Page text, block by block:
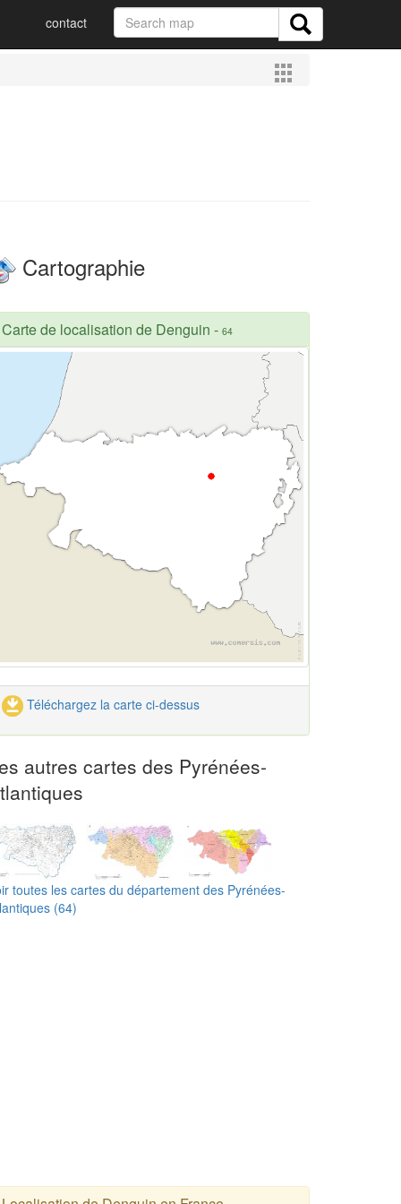
contact
Cartographie
Carte de localisation de Denguin - 64
Téléchargez la carte ci-dessus
autres cartes des Pyrénées-
toutes les cartes du département des Pyrénées-
(64)